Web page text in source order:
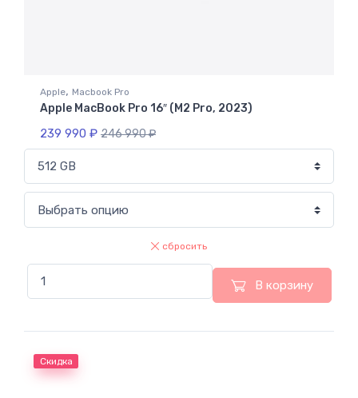
Apple, Macbook Pro
Apple MacBook Pro 16″ (M2 Pro, 2023)
239 990 ₽ 246 990₽
сбросить
В корзину
Скидка